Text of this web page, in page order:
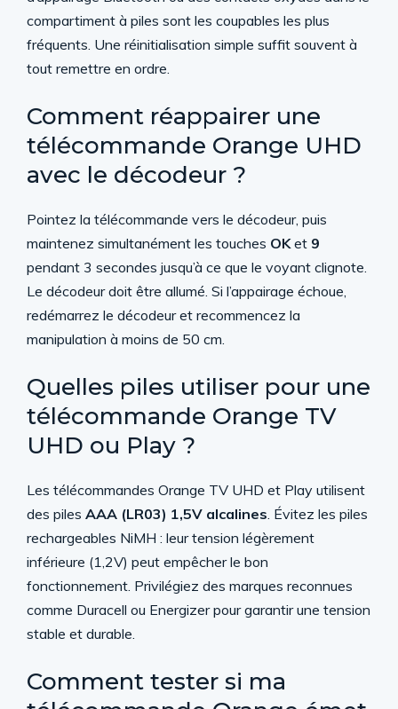
compartiment à piles sont les coupables les plus
fréquents. Une réinitialisation simple suffit souvent à
tout remettre en ordre.
Comment réappairer une
télécommande Orange UHD
avec le décodeur ?
Pointez la télécommande vers le décodeur, puis
maintenez simultanément les touches OKet 9
pendant 3 secondes jusqu’à ce que le voyant clignote.
Le décodeur doit être allumé. Si l’appairage échoue,
redémarrez le décodeur et recommencez la
manipulation à moins de 50 cm.
Quelles piles utiliser pour une
télécommande Orange TV
UHD ou Play ?
Les télécommandes Orange TV UHD et Play utilisent
des piles AAA (LR03) 1,5V alcalines. Évitez les piles
rechargeables NiMH : leur tension légèrement
inférieure (1,2V) peut empêcher le bon
fonctionnement. Privilégiez des marques reconnues
comme Duracell ou Energizer pour garantir une tension
stable et durable.
Comment tester si ma